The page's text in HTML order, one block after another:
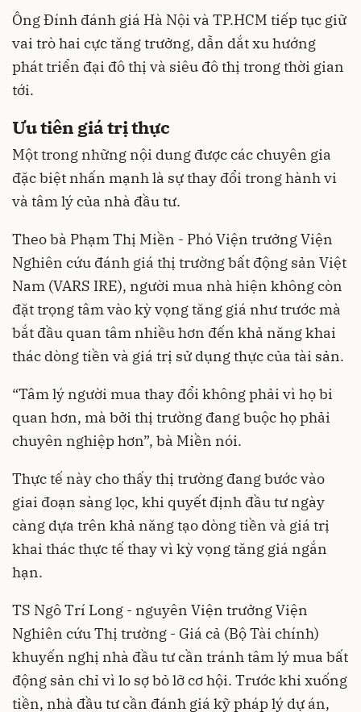
Ông Đính đánh giá Hà Nội và TP.HCM tiếp tục giữ
vai trò hai cực tăng trưởng, dẫn dắt xu hướng
phát triển đại đô thị và siêu đô thị trong thời gian
tới.
Ưu tiên giá trị thực
Một trong những nội dung được các chuyên gia
đặc biệt nhấn mạnh là sự thay đổi trong hành vi
và tâm lý của nhà đầu tư.
Theo bà Phạm Thị Miền - Phó Viện trưởng Viện
Nghiên cứu đánh giá thị trường bất động sản Việt
Nam (VARS IRE), người mua nhà hiện không còn
đặt trọng tâm vào kỳ vọng tăng giá như trước mà
bắt đầu quan tâm nhiều hơn đến khả năng khai
thác dòng tiền và giá trị sử dụng thực của tài sản.
“Tâm lý người mua thay đổi không phải vì họ bi
quan hơn, mà bởi thị trường đang buộc họ phải
chuyên nghiệp hơn”, bà Miền nói.
Thực tế này cho thấy thị trường đang bước vào
giai đoạn sàng lọc, khi quyết định đầu tư ngày
càng dựa trên khả năng tạo dòng tiền và giá trị
khai thác thực tế thay vì kỳ vọng tăng giá ngắn
hạn.
TS Ngô Trí Long - nguyên Viện trưởng Viện
Nghiên cứu Thị trường - Giá cả (Bộ Tài chính)
khuyến nghị nhà đầu tư cần tránh tâm lý mua bất
động sản chỉ vì lo sợ bỏ lỡ cơ hội. Trước khi xuống
tiền, nhà đầu tư cần đánh giá kỹ pháp lý dự án,